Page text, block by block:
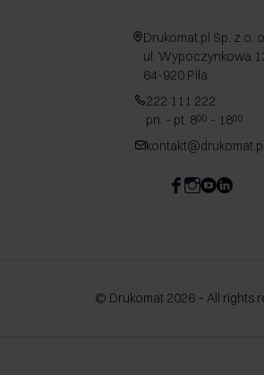
Drukomat.pl Sp. z o.
ul. Wypoczynkowa
64-920 Piła
222 111 222
pn. - pt. 800 - 1800
kontakt@drukomat.pl
© Drukomat 2026 – All rights